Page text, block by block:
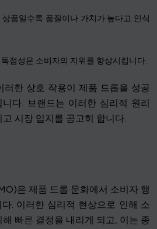
품일수록 품질이나 가치가 높다고 인식
점성은 소비자의 지위를 향상시킵니다.
러한 상호 작용이 제품 드롭을 성공
다. 브랜드는 이러한 심리적 원리
시장 입지를 공고히 합니다.
은 제품 드롭 문화에서 소비자 행
. 이러한 심리적 현상으로 인해 소
빠른 결정을 내리게 되고, 이는 종